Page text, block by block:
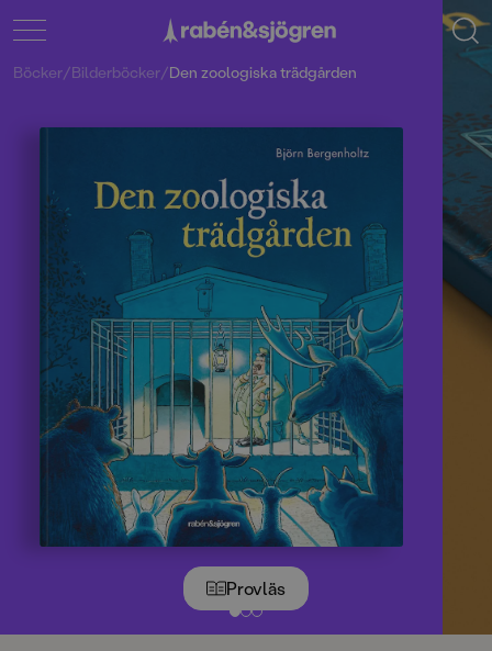
Provläs
Böcker/Bilderböcker/Den zoologiska trädgården